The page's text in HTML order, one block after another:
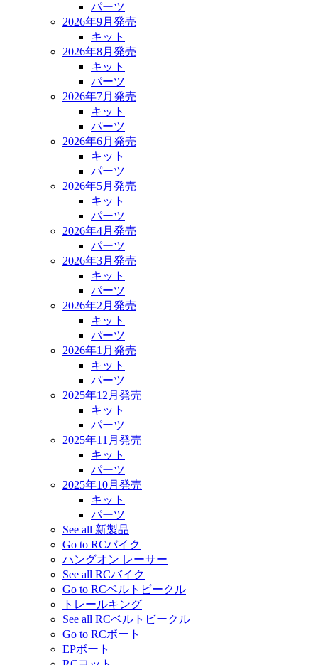
パーツ
2026年9月発売
キット
2026年8月発売
キット
パーツ
2026年7月発売
キット
パーツ
2026年6月発売
キット
パーツ
2026年5月発売
キット
パーツ
2026年4月発売
パーツ
2026年3月発売
キット
パーツ
2026年2月発売
キット
パーツ
2026年1月発売
キット
パーツ
2025年12月発売
キット
パーツ
2025年11月発売
キット
パーツ
2025年10月発売
キット
パーツ
See all 新製品
Go to RCバイク
ハングオン レーサー
See all RCバイク
Go to RCベルトビークル
トレールキング
See all RCベルトビークル
Go to RCボート
EPボート